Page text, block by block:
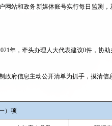
网站和政务新媒体账号实行每日监测
1年，牵头办理人大代表建议0件，协助
政府信息主动公开清单为抓手，摸清
）项